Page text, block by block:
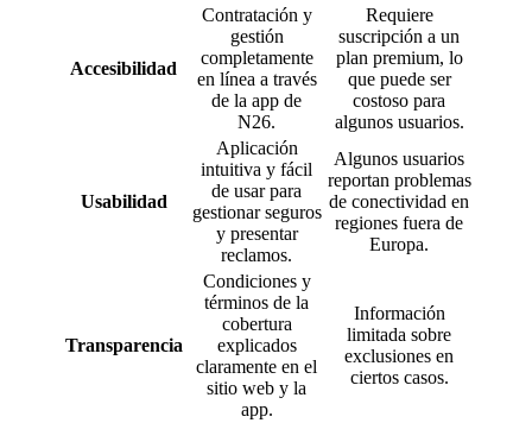
Accesibilidad
Contratación y
gestión
completamente
en línea a través
de la app de
N26.
Requiere
suscripción a un
plan premium, lo
que puede ser
costoso para
algunos usuarios.
Usabilidad
Aplicación
intuitiva y fácil
de usar para
gestionar seguros
y presentar
reclamos.
Algunos usuarios
reportan problemas
de conectividad en
regiones fuera de
Europa.
Transparencia
Condiciones y
términos de la
cobertura
explicados
claramente en el
sitio web y la
app.
Información
limitada sobre
exclusiones en
ciertos casos.